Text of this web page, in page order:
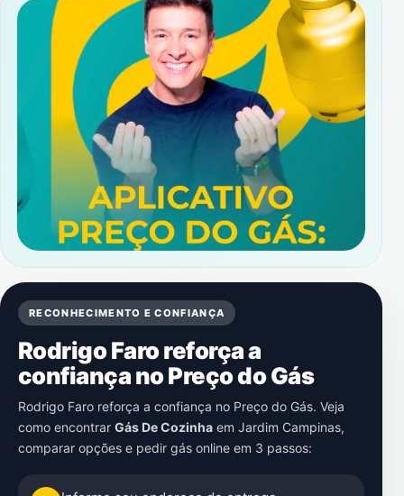
RECONHECIMENTO E CONFIANÇA
Rodrigo Faro reforça a
confiança no Preço do Gás
Rodrigo Faro reforça a confiança no Preço do Gás. Veja
como encontrar Gás De Cozinha em Jardim Campinas,
comparar opções e pedir gás online em 3 passos: